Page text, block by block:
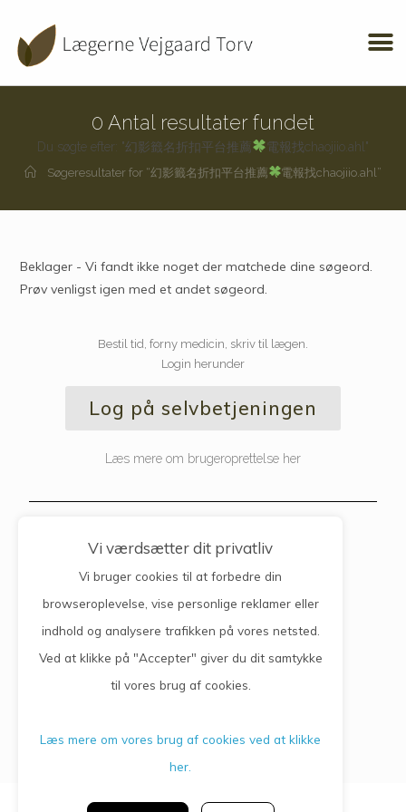
0 Antal resultater fundet
Du søgte efter: "幻影籤名折扣平台推薦 電報找chaojiio.ahl"
Søgeresultater for“幻影籤名折扣平台推薦 電報找chaojiio.ahl”
Beklager - Vi fandt ikke noget der matchede dine søgeord.
Prøv venligst igen med et andet søgeord.
Bestil tid, forny medicin, skriv til lægen.
Login herunder
Log på selvbetjeningen
Læs mere om brugeroprettelse her
Kontaktinfo
Lægerne Vejgård Torv
Vejgård Torv 1, 1.
9000 Aalborg
Vi værdsætter dit privatliv
Vi bruger cookies til at forbedre din
browseroplevelse, vise personlige reklamer eller
indhold og analysere trafikken på vores netsted.
Ved at klikke på "Accepter" giver du dit samtykke
til vores brug af cookies.
Læs mere om vores brug af cookies ved at klikke
her.